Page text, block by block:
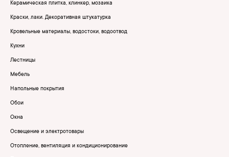
Керамическая плитка, клинкер, мозаика
Краски, лаки. Декоративная штукатурка
Кровельные материалы, водостоки, водоотвод
Кухни
Лестницы
Мебель
Напольные покрытия
Обои
Окна
Освещение и электротовары
Отопление, вентиляция и кондиционирование